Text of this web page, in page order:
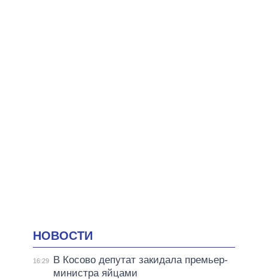
НОВОСТИ
16:29
В Косово депутат закидала премьер-
министра яйцами